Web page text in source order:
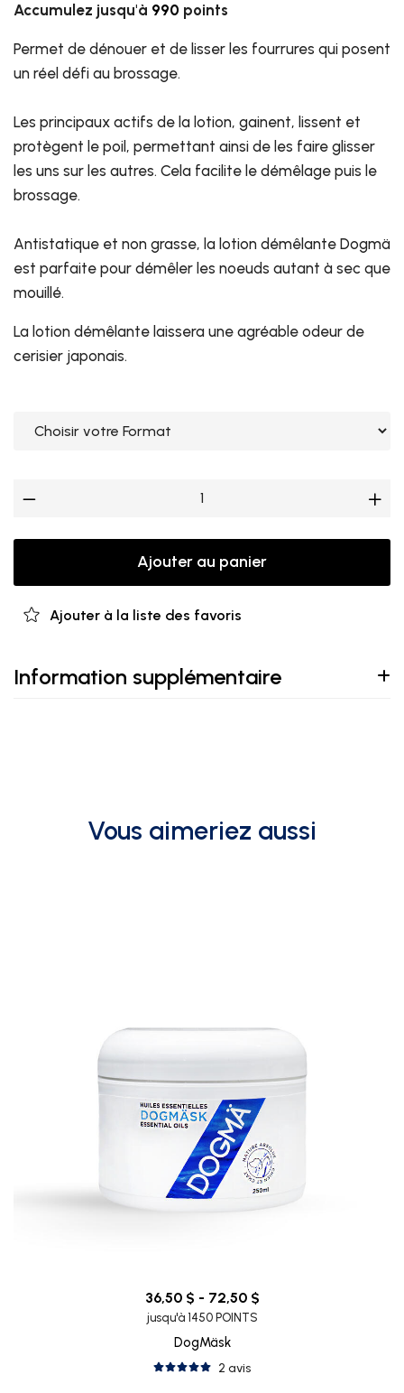
Accumulez jusqu'à 990 points
Permet de dénouer et de lisser les fourrures qui posent
un réel défi au brossage.
Les principaux actifs de la lotion, gainent, lissent et
protègent le poil, permettant ainsi de les faire glisser
les uns sur les autres. Cela facilite le démêlage puis le
brossage.
Antistatique et non grasse, la lotion démêlante Dogmä
est parfaite pour démêler les noeuds autant à sec que
mouillé.
La lotion démêlante laissera une agréable odeur de
cerisier japonais.
Ajouter au panier
Ajouter à la liste des favoris
Information supplémentaire
Vous aimeriez aussi
36,50 $ - 72,50 $
jusqu'à 1450 POINTS
DogMäsk
2 avis